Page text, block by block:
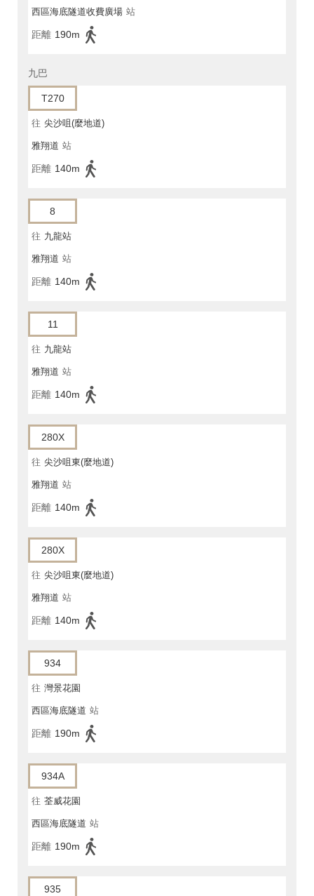
西區海底隧道收費廣場 站
距離 190m
九巴
T270
往 尖沙咀(麼地道)
雅翔道 站
距離 140m
8
往 九龍站
雅翔道 站
距離 140m
11
往 九龍站
雅翔道 站
距離 140m
280X
往 尖沙咀東(麼地道)
雅翔道 站
距離 140m
280X
往 尖沙咀東(麼地道)
雅翔道 站
距離 140m
934
往 灣景花園
西區海底隧道 站
距離 190m
934A
往 荃威花園
西區海底隧道 站
距離 190m
935